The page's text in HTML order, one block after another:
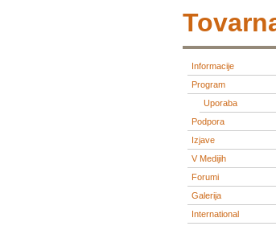
Informacije
Program
Uporaba
Podpora
Izjave
V Medijih
Forumi
Galerija
International